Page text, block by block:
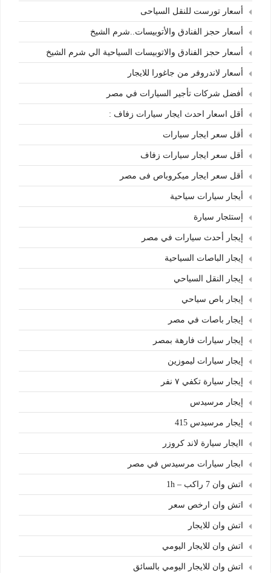
أسعار تورست للنقل السياحى
أسعار حجز الفنادق والأتوبيسات..شرم الشيخ
أسعار حجز الفنادق والاتوبيسات السياحية الي شرم الشيخ
أسعار لاندروفر من جاغورا للايجار
أفضل شركات تأجير السيارات في مصر
أقل اسعار احدث ايجار سيارات زفاف :
أقل سعر ايجار سيارات
أقل سعر ايجار سيارات زفاف
أقل سعر ايجار ميكروباص فى مصر
أيجار سيارات سياحية
إستئجار سيارة
إيجار أحدث سيارات في مصر
إيجار الباصات السياحية
إيجار النقل السياحي
إيجار باص سياحي
إيجار باصات في مصر
إيجار سيارات فارهة بمصر
إيجار سيارات ليموزين
إيجار سيارة تكفي ٧ نفر
إيجار مرسيدس
إيجار مرسيدس 415
اايجار سيارة لاند كروزر
ابجار سيارات مرسيدس في مصر
اتش وان 7 راكب – 1h
اتش وان ارخص سعر
اتش وان للايجار
اتش وان للايجار اليومي
اتش وان للايجار اليومي بالسائق